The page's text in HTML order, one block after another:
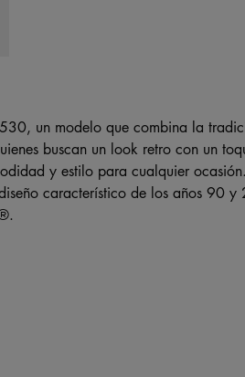
un modelo que combina la
buscan un look retro con un
y estilo para cualquier
característico de los años 90